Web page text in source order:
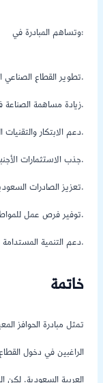
وتساهم المبادرة في:
تطوير القطاع الصناعي الوطني.
زيادة مساهمة الصناعة في الناتج المحلي.
دعم الابتكار والتقنيات الحديثة.
جذب الاستثمارات الأجنبية.
تعزيز الصادرات السعودية.
توفير فرص عمل للمواطنين.
دعم التنمية المستدامة.
خاتمة
تمثل مبادرة الحوافز
الراغبين في دخول
العربية السعودية. لكن